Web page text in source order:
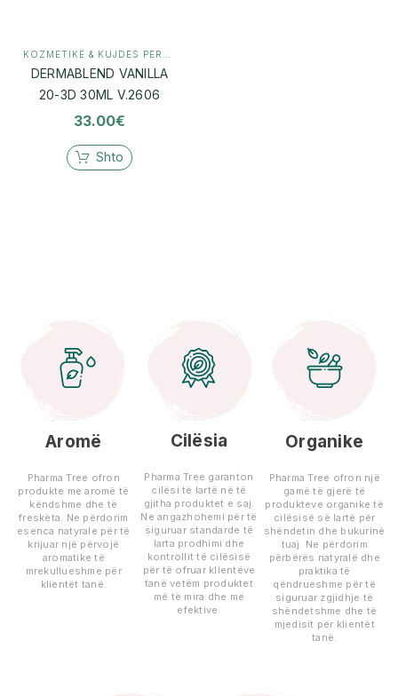
DERMABLEND VANILLA
20-3D 30ML V.2606
33.00€
Shto
Aromë
Pharma Tree ofron
produkte me aromë të
këndshme dhe të
freskëta. Ne përdorim
esenca natyrale për të
krijuar një përvojë
aromatike të
mrekullueshme për
klientët tanë.
Cilësia
Pharma Tree garanton
cilësi të lartë në të
gjitha produktet e saj.
Ne angazhohemi për të
siguruar standarde të
larta prodhimi dhe
kontrollit të cilësisë
për të ofruar klientëve
tanë vetëm produktet
më të mira dhe më
efektive.
Organike
Pharma Tree ofron një
gamë të gjerë të
produkteve organike të
cilësisë së lartë për
shëndetin dhe bukurinë
tuaj. Ne përdorim
përbërës natyralë dhe
praktika të
qëndrueshme për të
siguruar zgjidhje të
shëndetshme dhe të
mjedisit për klientët
tanë.